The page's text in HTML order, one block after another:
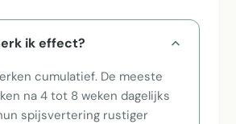
ik effect?
cumulatief. De meeste
na 4 tot 8 weken dagelijks
spijsvertering rustiger